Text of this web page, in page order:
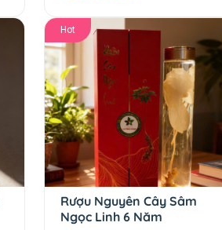
Hot
Rượu Nguyên Cây Sâm
Ngọc Linh 6 Năm